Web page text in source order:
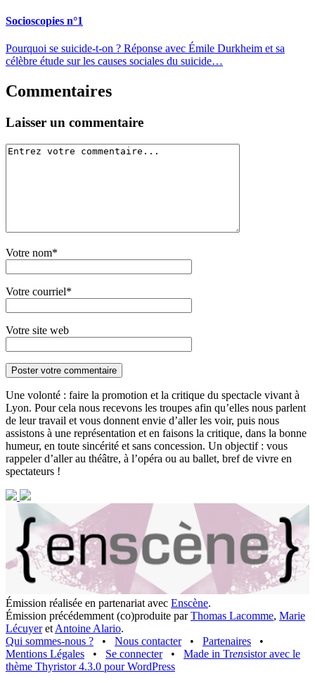
Socioscopies n°1
Pourquoi se suicide-t-on ? Réponse avec Émile Durkheim et sa
célèbre étude sur les causes sociales du suicide…
Commentaires
Laisser un commentaire
Votre nom*
Votre courriel*
Votre site web
Une volonté : faire la promotion et la critique du spectacle vivant à
Lyon. Pour cela nous recevons les troupes afin qu’elles nous parlent
de leur travail et vous donnent envie d’aller les voir, puis nous
assistons à une représentation et en faisons la critique, dans la bonne
humeur, en toute sincérité et sans concession. Un objectif : vous
rappeler d’aller au théâtre, à l’opéra ou au ballet, bref de vivre en
spectateurs !
Émission réalisée en partenariat avec Enscène.
Émission précédemment (co)produite parThomas Lacomme, Marie
Lécuyeret Antoine Alario.
Qui sommes-nous ?
• Nous contacter • Partenaires
•
Mentions Légales
• Se connecter • Made in Trensistor avec le
thème Thyristor 4.3.0 pour WordPress